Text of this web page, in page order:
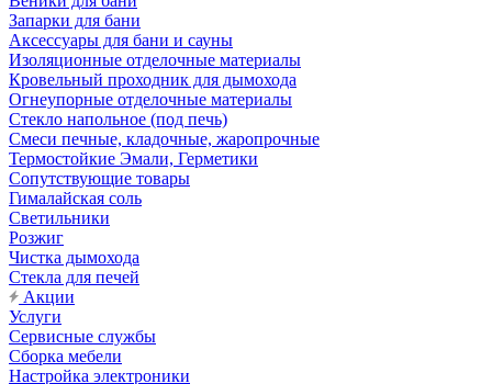
Запарки для бани
Аксессуары для бани и сауны
Изоляционные отделочные материалы
Кровельный проходник для дымохода
Огнеупорные отделочные материалы
Стекло напольное (под печь)
Смеси печные, кладочные, жаропрочные
Термостойкие Эмали, Герметики
Сопутствующие товары
Гималайская соль
Светильники
Розжиг
Чистка дымохода
Стекла для печей
Акции
Услуги
Сервисные службы
Сборка мебели
Настройка электроники